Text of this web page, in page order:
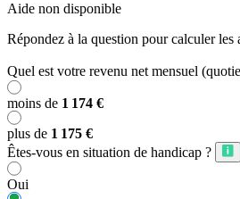
Aide non disponible
Répondez à la question pour calculer les
Quel est votre revenu net mensuel
moins de 1 174 €
plus de 1 175 €
Êtes-vous en situation de handicap ?
Oui